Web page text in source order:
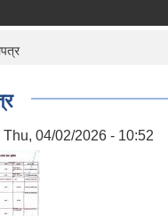
Thu, 04/02/2026 - 10:52